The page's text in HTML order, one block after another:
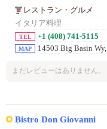
レストラン・グルメ
イタリア料理
TEL +1 (408) 741-5115
MAP 14503 Big Basin Wy,
まだレビューはありません。
Bistro Don Giovanni